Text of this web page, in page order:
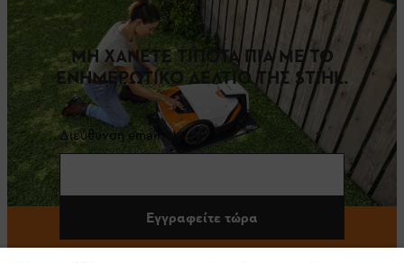
ΜΗ ΧΑΝΕΤΕ ΤΙΠΟΤΑ ΠΙΑ ΜΕ ΤΟ
ΕΝΗΜΕΡΩΤΙΚΟ ΔΕΛΤΙΟ ΤΗΣ STIHL.
Διεύθυνση email
Εγγραφείτε τώρα